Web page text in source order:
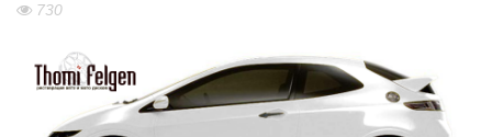
730